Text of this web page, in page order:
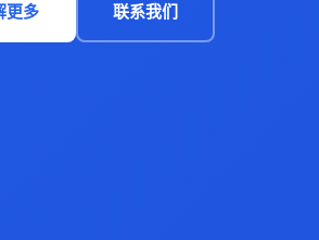
更多 联系我们